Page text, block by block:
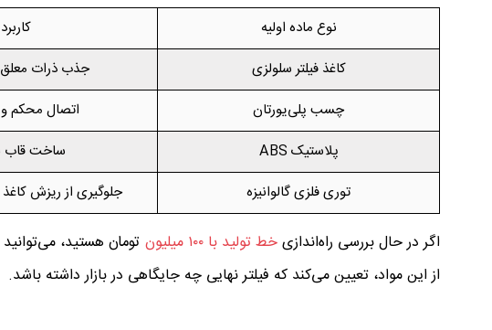
نوع ماده اولیه کاربرد
کاغذ فیلتر سلولزی
جذب ذرات معلق
چسب پلی‌یورتان
اتصال محکم
پلاستیک ABS
ساخت قاب
توری فلزی گالوانیزه
جلوگیری از ریزش
اگر در حال بررسی راه‌اندازیخط تولید با ۱۰۰ میلیون
تومان هستید،
از این مواد، تعیین می‌کند که فیلتر نهایی چه جایگاهی در بازار داشته باشد.